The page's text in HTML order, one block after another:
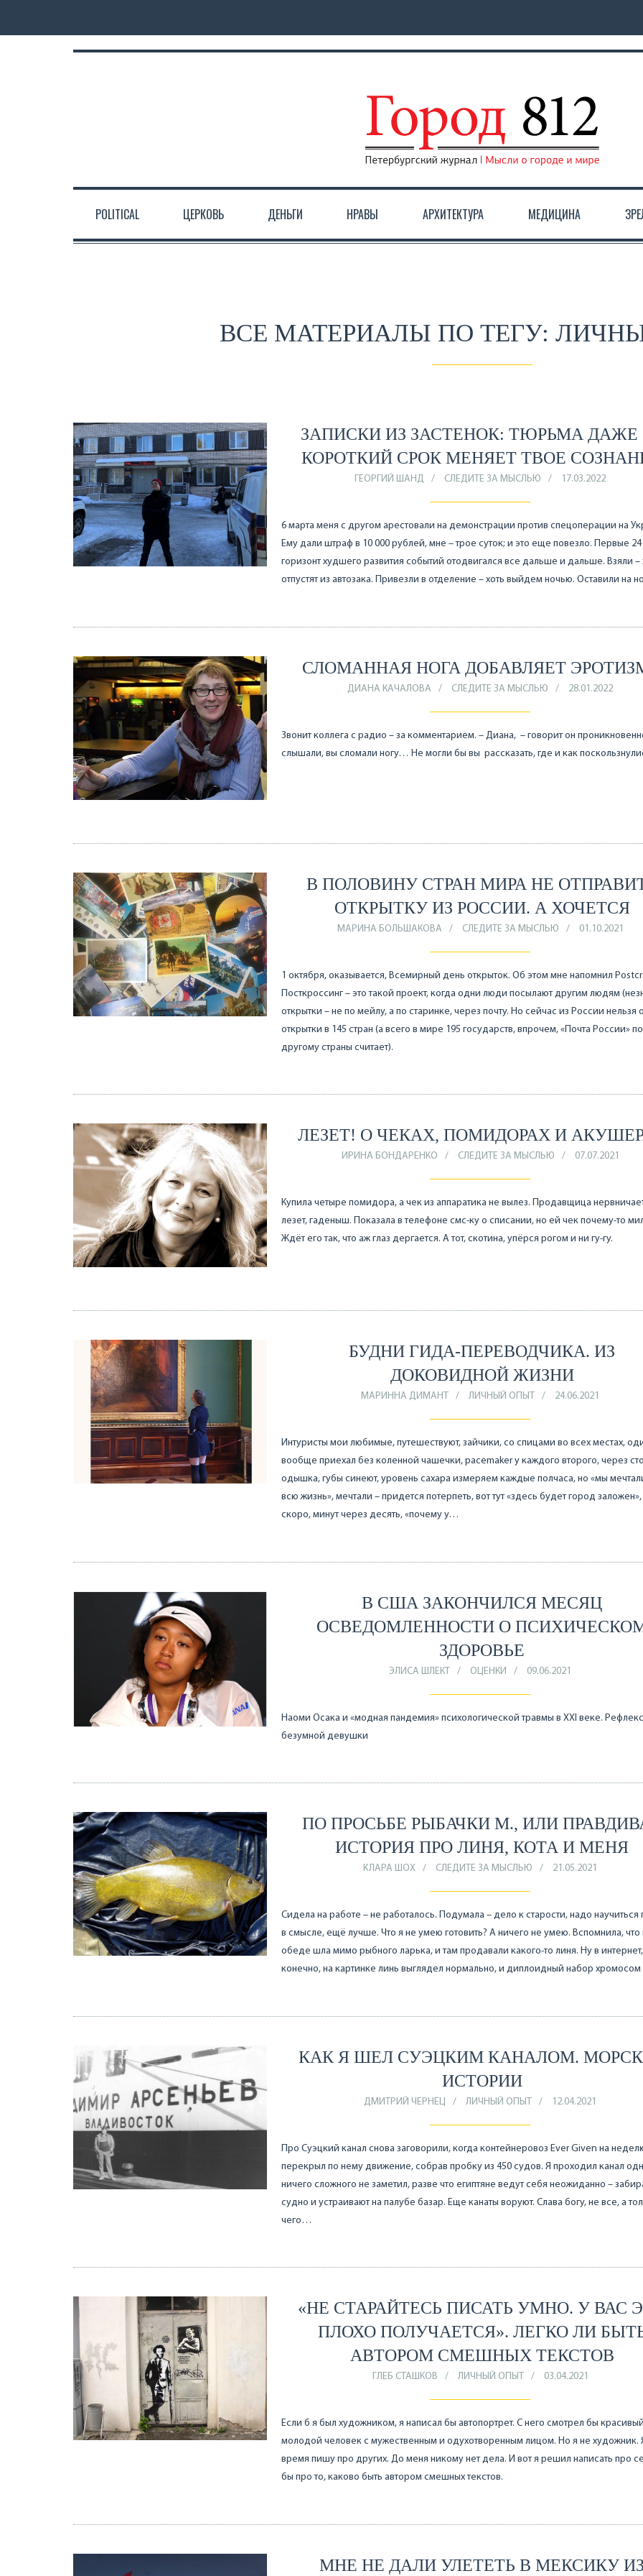
POLITICAL ЦЕРКОВЬ ДЕНЬГИ НРАВЫ АРХИТЕКТУРА МЕДИЦИНА
ВСЕ МАТЕРИАЛЫ ПО ТЕГУ:
ЗАПИСКИ ИЗ ЗАСТЕНОК: ТЮРЬМА ДАЖЕ
КОРОТКИЙ СРОК МЕНЯЕТ ТВОЕ
ГЕОРГИЙ ШАНД СЛЕДИТЕ ЗА МЫСЛЬЮ 17.03.2022
6 марта меня с другом арестовали на демонстрации против спецоперации на
Ему дали штраф в 10 000 рублей, мне – трое суток; и это еще повезло. Первые 24
горизонт худшего развития событий отодвигался все дальше и дальше. Взяли –
отпустят из автозака. Привезли в отделение – хоть выйдем ночью. Оставили на
СЛОМАННАЯ НОГА ДОБАВЛЯЕТ
ДИАНА КАЧАЛОВА СЛЕДИТЕ ЗА МЫСЛЬЮ 28.01.2022
Звонит коллега с радио – за комментарием. – Диана, – говорит он
слышали, вы сломали ногу… Не могли бы вы рассказать, где и как
В ПОЛОВИНУ СТРАН МИРА НЕ
ОТКРЫТКУ ИЗ РОССИИ. А ХОЧЕТСЯ
МАРИНА БОЛЬШАКОВА СЛЕДИТЕ ЗА МЫСЛЬЮ 01.10.2021
1 октября, оказывается, Всемирный день открыток. Об этом мне напомнил
Посткроссинг – это такой проект, когда одни люди посылают другим людям
открытки – не по мейлу, а по старинке, через почту. Но сейчас из России нельзя
открытки в 145 стран (а всего в мире 195 государств, впрочем, «Почта России»
другому страны считает).
ЛЕЗЕТ! О ЧЕКАХ, ПОМИДОРАХ И
ИРИНА БОНДАРЕНКО СЛЕДИТЕ ЗА МЫСЛЬЮ 07.07.2021
Купила четыре помидора, а чек из аппаратика не вылез. Продавщица
лезет, гаденыш. Показала в телефоне смс-ку о списании, но ей чек почему-то
Ждёт его так, что аж глаз дергается. А тот, скотина, упёрся рогом и ни гу-гу.
БУДНИ ГИДА-ПЕРЕВОДЧИКА. ИЗ
ДОКОВИДНОЙ ЖИЗНИ
МАРИННА ДИМАНТ ЛИЧНЫЙ ОПЫТ 24.06.2021
Интуристы мои любимые, путешествуют, зайчики, со спицами во всех местах,
вообще приехал без коленной чашечки, pacemaker у каждого второго, через
одышка, губы синеют, уровень сахара измеряем каждые полчаса, но «мы
всю жизнь», мечтали – придется потерпеть, вот тут «здесь будет город заложен»,
скоро, минут через десять, «почему у…
В США ЗАКОНЧИЛСЯ МЕСЯЦ
ОСВЕДОМЛЕННОСТИ О
ЗДОРОВЬЕ
ЭЛИСА ШЛЕКТ ОЦЕНКИ 09.06.2021
Наоми Осака и «модная пандемия» психологической травмы в XXI веке.
безумной девушки
ПО ПРОСЬБЕ РЫБАЧКИ М., ИЛИ
ИСТОРИЯ ПРО ЛИНЯ, КОТА И МЕНЯ
КЛАРА ШОХ СЛЕДИТЕ ЗА МЫСЛЬЮ 21.05.2021
Сидела на работе – не работалось. Подумала – дело к старости, надо научиться
в смысле, ещё лучше. Что я не умею готовить? А ничего не умею. Вспомнила, что
обеде шла мимо рыбного ларька, и там продавали какого-то линя. Ну в интернет,
конечно, на картинке линь выглядел нормально, и диплоидный набор
КАК Я ШЕЛ СУЭЦКИМ КАНАЛОМ.
ИСТОРИИ
ДМИТРИЙ ЧЕРНЕЦ ЛИЧНЫЙ ОПЫТ 12.04.2021
Про Суэцкий канал снова заговорили, когда контейнеровоз Ever Given на
перекрыл по нему движение, собрав пробку из 450 судов. Я проходил канал
ничего сложного не заметил, разве что египтяне ведут себя неожиданно –
судно и устраивают на палубе базар. Еще канаты воруют. Слава богу, не все, а
чего…
«НЕ СТАРАЙТЕСЬ ПИСАТЬ УМНО. У ВАС
ПЛОХО ПОЛУЧАЕТСЯ». ЛЕГКО ЛИ
АВТОРОМ СМЕШНЫХ ТЕКСТОВ
ГЛЕБ СТАШКОВ ЛИЧНЫЙ ОПЫТ 03.04.2021
Если б я был художником, я написал бы автопортрет. С него смотрел бы красивый
молодой человек с мужественным и одухотворенным лицом. Но я не художник.
время пишу про других. До меня никому нет дела. И вот я решил написать про
бы про то, каково быть автором смешных текстов.
МНЕ НЕ ДАЛИ УЛЕТЕТЬ В МЕКСИКУ ИЗ